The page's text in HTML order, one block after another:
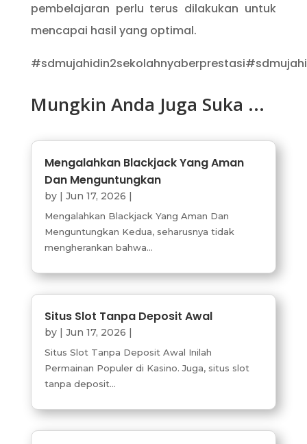
pembelajaran perlu terus dilakukan untuk
mencapai hasil yang optimal.
Mungkin Anda Juga Suka ...
Mengalahkan Blackjack Yang Aman
Dan Menguntungkan
by | Jun 17, 2026 |
Mengalahkan Blackjack Yang Aman Dan
Menguntungkan Kedua, seharusnya tidak
mengherankan bahwa...
Situs Slot Tanpa Deposit Awal
by | Jun 17, 2026 |
Situs Slot Tanpa Deposit Awal Inilah
Permainan Populer di Kasino. Juga, situs slot
tanpa deposit...